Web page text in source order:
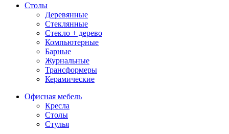
Столы
Деревянные
Стеклянные
Стекло + дерево
Компьютерные
Барные
Журнальные
Трансформеры
Керамические
Офисная мебель
Кресла
Столы
Стулья